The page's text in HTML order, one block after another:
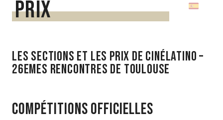
Prix
Les sections et les prix de CINÉLATINO –
26emes rencontres DE TOULOUSE
Compétitions officielles